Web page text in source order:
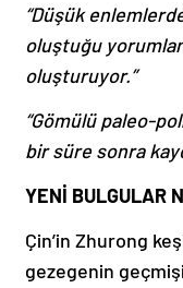
“Düşük
oluştuğu
oluşturuyor.”
“Gömülü paleo-
bir süre sonra
YENİ BULGULAR
Çin’in Zhurong
gezegenin